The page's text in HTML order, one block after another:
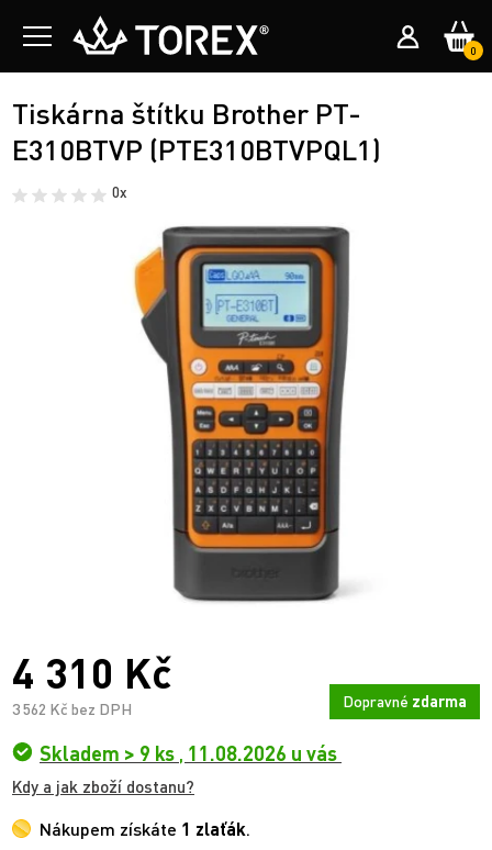
0
Tiskárna štítku Brother PT-
E310BTVP (PTE310BTVPQL1)
0x
4 310 Kč
3 562 Kč bez DPH Dopravné zdarma
Skladem > 9 ks , 11.08.2026 u vás
Kdy a jak zboží dostanu?
Nákupem získáte 1 zlaťák.